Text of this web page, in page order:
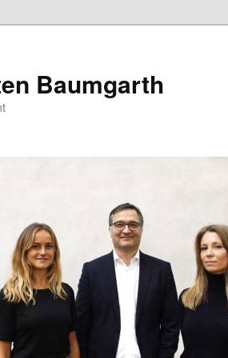
Baumgarth